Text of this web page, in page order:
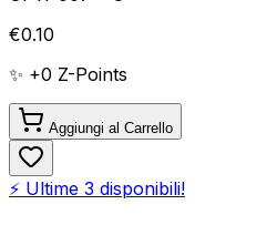
€0.10
✨ +0 Z-Points
Aggiungi al Carrello
⚡ Ultime 3 disponibili!